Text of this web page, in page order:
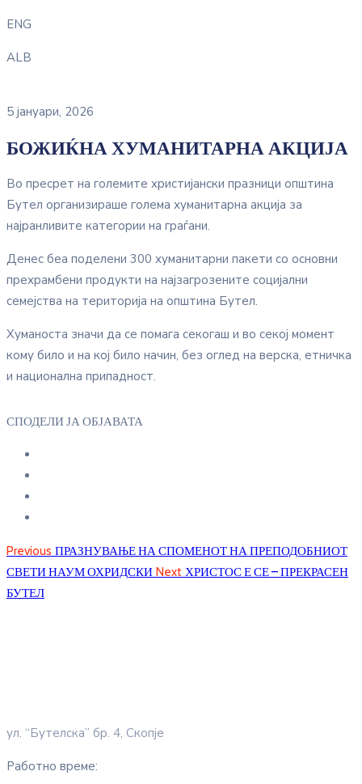
ENG
ALB
5 јануари, 2026
БОЖИЌНА ХУМАНИТАРНА АКЦИЈА
Во пресрет на големите христијански празници општина
Бутел организираше голема хуманитарна акција за
најранливите категории на граѓани.
Денес беа поделени 300 хуманитарни пакети со основни
прехрамбени продукти на најзагрозените социјални
семејства на територија на општина Бутел.
Хуманоста значи да се помага секогаш и во секој момент
кому било и на кој било начин, без оглед на верска, етничка
и национална припадност.
СПОДЕЛИ ЈА ОБЈАВАТА
Previous ПРАЗНУВАЊЕ НА СПОМЕНОТ НА ПРЕПОДОБНИОТ
СВЕТИ НАУМ ОХРИДСКИ Next ХРИСТОС Е СЕ – ПРЕКРАСЕН
БУТЕЛ
ул. “Бутелска” бр. 4, Скопје
Работно време: